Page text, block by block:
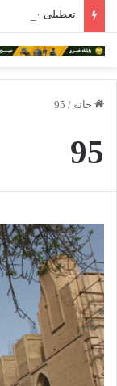
تعطیلی ۳۰۰ رستوران در مشهد؛ ۲ هزار نفر بیکار شدند
خانه /
95
95